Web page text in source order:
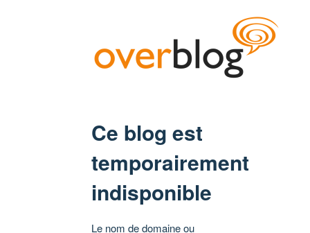
Ce blog est
temporairement
indisponible
Le nom de domaine ou